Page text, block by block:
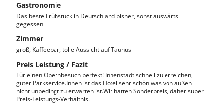
Gastronomie
Das beste Frühstück in Deutschland bisher, sonst auswärts
gegessen
Zimmer
groß, Kaffeebar, tolle Aussicht auf Taunus
Preis Leistung / Fazit
Für einen Opernbesuch perfekt! Innenstadt schnell zu erreichen,
guter Parkservice.Innen ist das Hotel sehr schön was von außen
nicht unbedingt zu erwarten ist.Wir hatten Sonderpreis, daher super
Preis-Leistungs-Verhältnis.